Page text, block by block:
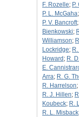
F. Rozelle;
P. L. McGaha;
P. V. Bancroft;
Bienkowski;
Williamson;
Lockridge;
Howard ; R.
E.
Arra; R. G.
R. Harrelson;
R. J. Hillen;
Koubeck; R.
R. L. Misback